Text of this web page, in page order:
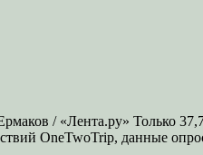
/ «Лента.ру» Только
OneTwoTrip, данные